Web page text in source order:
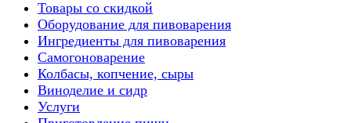
Товары со скидкой
Оборудование для пивоварения
Ингредиенты для пивоварения
Самогоноварение
Колбасы, копчение, сыры
Виноделие и сидр
Услуги